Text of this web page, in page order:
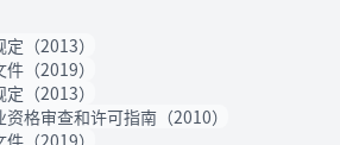
（2013）
（2019）
（2013）
格审查和许可指南（2010）
（2019）